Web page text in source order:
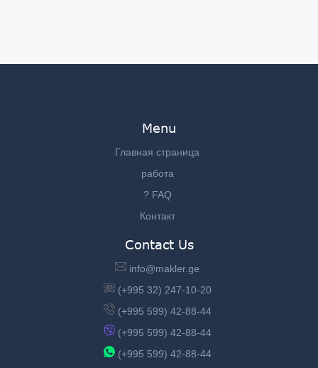
Menu
Главная страница
работа
? FAQ
Контакт
Contact Us
info@makler.ge
(+995 32) 247-10-20
(+995 599) 42-88-44
(+995 599) 42-88-44
(+995 599) 42-88-44